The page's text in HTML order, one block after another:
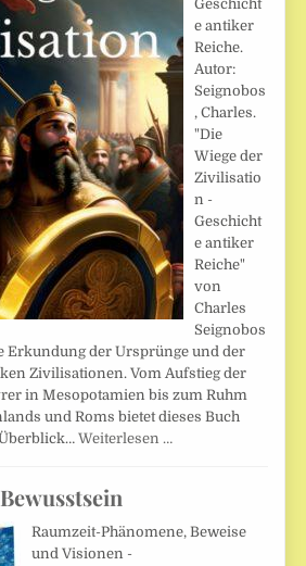
Geschicht
e antiker
Reiche.
Autor:
Seignobos
, Charles.
"Die
Wiege der
Zivilisatio
n -
Geschicht
e antiker
Reiche"
von
Charles
Seignobos
Erkundung der Ursprünge und der
Zivilisationen. Vom Aufstieg der
in Mesopotamien bis zum Ruhm
und Roms bietet dieses Buch
Weiterlesen …
Raumzeit-Phänomene, Beweise
und Visionen -